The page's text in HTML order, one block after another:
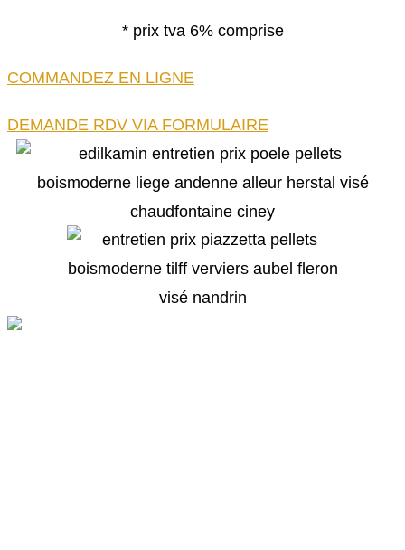
* prix tva 6% comprise
COMMANDEZ EN LIGNE
DEMANDE RDV VIA FORMULAIRE